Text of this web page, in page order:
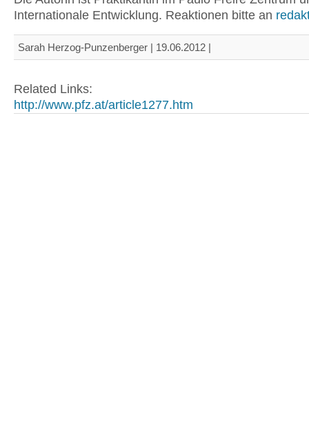
Internationale Entwicklung. Reaktionen bitte an
Sarah Herzog-Punzenberger | 19.06.2012 |
Related Links:
http://www.pfz.at/article1277.htm